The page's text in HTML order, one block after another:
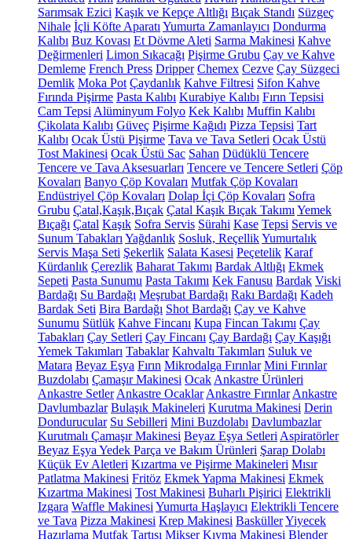
Sarımsak Ezici Kaşık ve Kepçe Altlığı Bıçak Standı Süzgeç
Nihale İçli Köfte Aparatı Yumurta Zamanlayıcı Dondurma
Kalıbı Buz Kovası Et Dövme Aleti Sarma Makinesi Kahve
Değirmenleri Limon Sıkacağı Pişirme Grubu Çay ve Kahve
Demleme French Press Dripper Chemex Cezve Çay Süzgeci
Demlik Moka Pot Çaydanlık Kahve Filtresi Sifon Kahve
Fırında Pişirme Pasta Kalıbı Kurabiye Kalıbı Fırın Tepsisi
Cam Tepsi Alüminyum Folyo Kek Kalıbı Muffin Kalıbı
Çikolata Kalıbı Güveç Pişirme Kağıdı Pizza Tepsisi Tart
Kalıbı Ocak Üstü Pişirme Tava ve Tava Setleri Ocak Üstü
Tost Makinesi Ocak Üstü Sac Sahan Düdüklü Tencere
Tencere ve Tava Aksesuarları Tencere ve Tencere Setleri Çöp
Kovaları Banyo Çöp Kovaları Mutfak Çöp Kovaları
Endüstriyel Çöp Kovaları Dolap İçi Çöp Kovaları Sofra
Grubu Çatal,Kaşık,Bıçak Çatal Kaşık Bıçak Takımı Yemek
Bıçağı Çatal Kaşık Sofra Servis Sürahi Kase Tepsi Servis ve
Sunum Tabakları Yağdanlık Sosluk, ReçellikYumurtalık
Servis Maşa Seti Şekerlik Salata Kasesi Peçetelik Karaf
Kürdanlık Çerezlik Baharat Takımı Bardak Altlığı Ekmek
Sepeti Pasta Sunumu Pasta Takımı Kek Fanusu Bardak Viski
Bardağı Su Bardağı Meşrubat Bardağı Rakı Bardağı Kadeh
Bardak Seti Bira Bardağı Shot Bardağı Çay ve Kahve
Sunumu Sütlük Kahve Fincanı Kupa Fincan Takımı Çay
Tabakları Çay Setleri Çay Fincanı Çay Bardağı Çay Kaşığı
Yemek Takımları Tabaklar Kahvaltı Takımları Suluk ve
Matara Beyaz Eşya Fırın Mikrodalga Fırınlar Mini Fırınlar
Buzdolabı Çamaşır Makinesi Ocak Ankastre Ürünleri
Ankastre Setler Ankastre Ocaklar Ankastre Fırınlar Ankastre
Davlumbazlar Bulaşık Makineleri Kurutma Makinesi Derin
Dondurucular Su Sebilleri Mini Buzdolabı Davlumbazlar
Kurutmalı Çamaşır Makinesi Beyaz Eşya Setleri Aspiratörler
Beyaz Eşya Yedek Parça ve Bakım Ürünleri Şarap Dolabı
Küçük Ev Aletleri Kızartma ve Pişirme Makineleri Mısır
Patlatma Makinesi Fritöz Ekmek Yapma Makinesi Ekmek
Kızartma Makinesi Tost Makinesi Buharlı Pişirici Elektrikli
Izgara Waffle Makinesi Yumurta Haşlayıcı Elektrikli Tencere
ve Tava Pizza Makinesi Krep Makinesi BasküllerYiyecek
Hazırlama Mutfak Tartısı Mikser Kıyma Makinesi Blender